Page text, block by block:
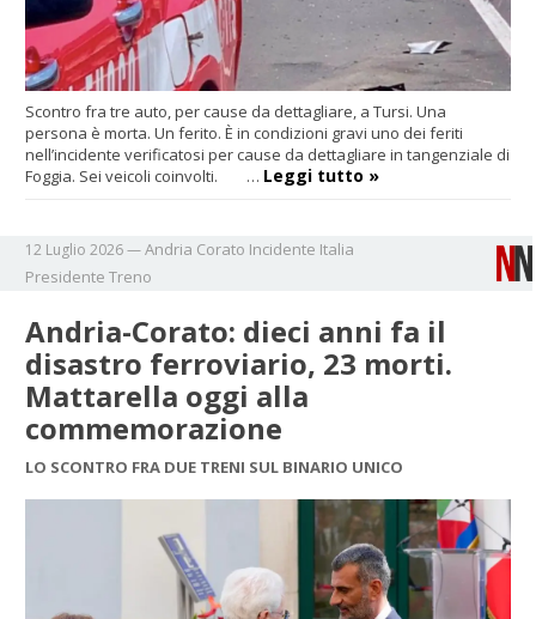
Scontro fra tre auto, per cause da dettagliare, a Tursi. Una
persona è morta. Un ferito. È in condizioni gravi uno dei feriti
nell’incidente verificatosi per cause da dettagliare in tangenziale di
Foggia. Sei veicoli coinvolti. … Leggi tutto »
12 Luglio 2026—Andria Corato Incidente Italia
Presidente Treno
Andria-Corato: dieci anni fa il
disastro ferroviario, 23 morti.
Mattarella oggi alla
commemorazione
LO SCONTRO FRA DUE TRENI SUL BINARIO UNICO